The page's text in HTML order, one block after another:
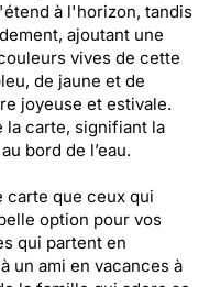
à l'horizon, tandis
ajoutant une
vives de cette
de jaune et de
joyeuse et estivale.
la carte, signifiant la
bord de l’eau.
carte que ceux qui
option pour vos
qui partent en
un ami en vacances à